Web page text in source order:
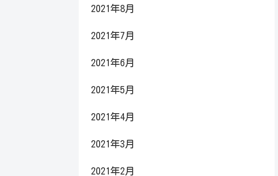
2021年8月
2021年7月
2021年6月
2021年5月
2021年4月
2021年3月
2021年2月